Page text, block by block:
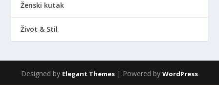
Ženski kutak
Život & Stil
Designed by Elegant Themes | Powered by WordPress